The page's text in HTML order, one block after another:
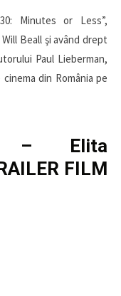
Minutes or Less”,
Beall şi având drept
Paul Lieberman,
din România pe
– Elita
FILM